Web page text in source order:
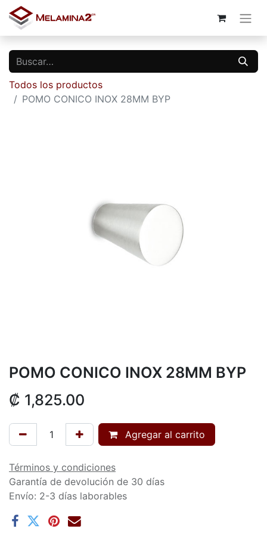
Todos los productos
POMO CONICO INOX 28MM BYP
POMO CONICO INOX 28MM BYP
₡ 1,825.00
Agregar al carrito
Términos y condiciones
Garantía de devolución de 30 días
Envío: 2-3 días laborables